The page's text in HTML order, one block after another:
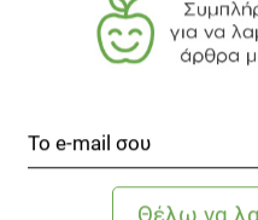
Προσθέστε σκόνες
βρώμης, smoothies και
Ένα άτομο μπορεί να βοηθήσει
πίνοντας περισσότερα